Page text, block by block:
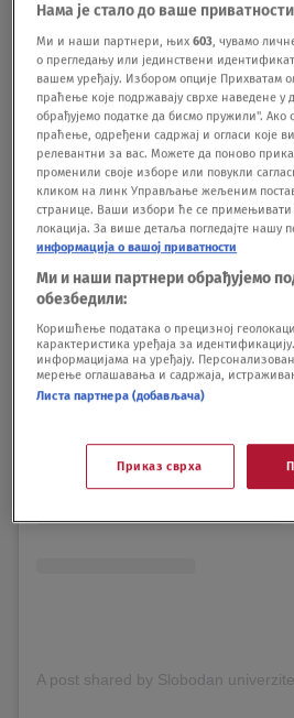
View this post on Instagram
Нама је стало до ваше приватности
Ми и наши партнери, њих603, чувамо
о прегледању или јединствени
вашем уређају. Избором опције Прихватам
праћење које подржавају сврхе наведене
обрађујемо податке да бисмо пружили". Ако
праћење, одређени садржај и огласи које
релевантни за вас. Можете да поново
променили своје изборе или повукли
кликом на линк Управљање жељеним
странице. Ваши избори ће се примењивати
локација. За више детаља погледајте нашу
информација о вашој приватности
Ми и наши партнери обрађујемо
обезбедили:
Коришћење података о прецизној
карактеристика уређаја за
информацијама на уређају.
мерење оглашавања и садржаја,
Листа партнера (добављача)
Приказ сврха